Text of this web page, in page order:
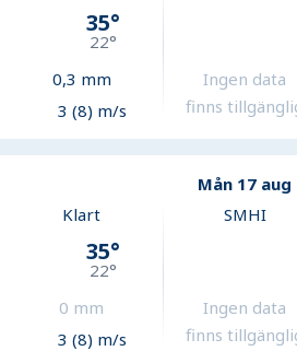
35°
22°
0,3 mm
3 (8) m/s
Ingen data
finns
Mån 17 aug
Klart
35°
22°
0 mm
3 (8) m/s
SMHI
Ingen data
finns